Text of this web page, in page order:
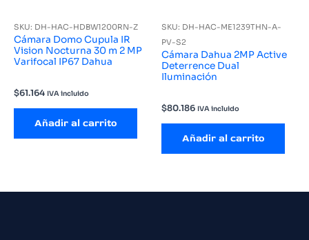
SKU: DH-HAC-HDBW1200RN-Z
Cámara Domo Cupula IR
Vision Nocturna 30 m 2 MP
Varifocal IP67 Dahua
$61.164 IVA incluido
Añadir al carrito
SKU: DH-HAC-ME1239THN-A-
PV-S2
Cámara Dahua 2MP Active
Deterrence Dual
Iluminación
$80.186 IVA incluido
Añadir al carrito